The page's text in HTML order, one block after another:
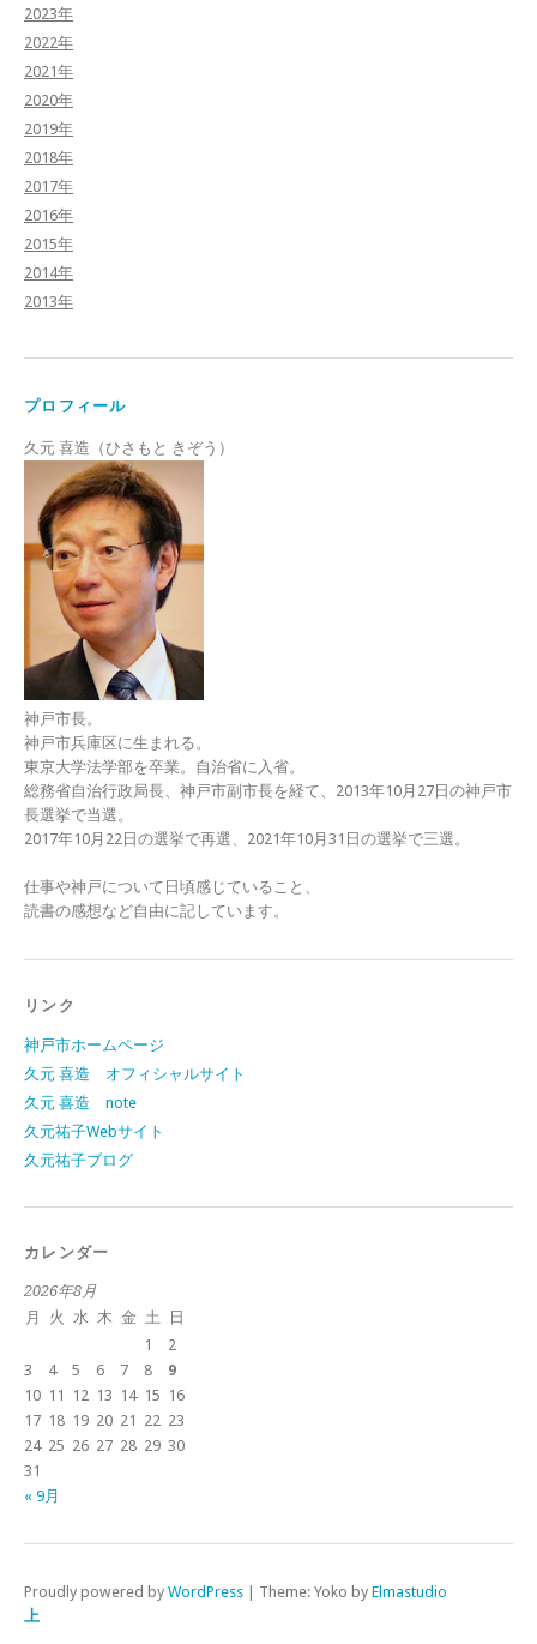
2023年
2022年
2021年
2020年
2019年
2018年
2017年
2016年
2015年
2014年
2013年
プロフィール
久元 喜造（ひさもと きぞう）
神戸市長。
神戸市兵庫区に生まれる。
東京大学法学部を卒業。自治省に入省。
総務省自治行政局長、神戸市副市長を経て、2013年10月27日の神戸市
長選挙で当選。
2017年10月22日の選挙で再選、2021年10月31日の選挙で三選。
仕事や神戸について日頃感じていること、
読書の感想など自由に記しています。
リンク
神戸市ホームページ
久元 喜造 オフィシャルサイト
久元 喜造 note
久元祐子Webサイト
久元祐子ブログ
カレンダー
2026年8月
月
火 水 木 金 土
日
1
2
3
4 5 6 7 8
9
10 11 12 13 14 15 16
17 18 19 20 21 22 23
24 25 26 27 28 29 30
31
« 9月
Proudly powered by WordPress | Theme: Yoko by Elmastudio
上